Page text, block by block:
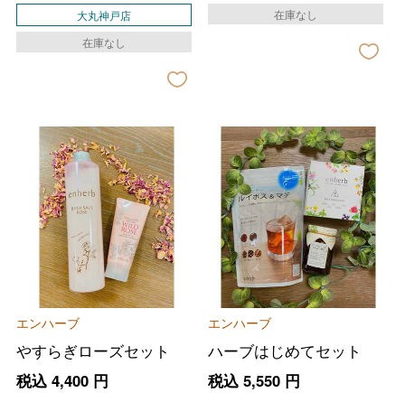
大丸神戸店
在庫なし
在庫なし
エンハーブ
やすらぎローズセット
税込 4,400円
エンハーブ
ハーブはじめてセット
税込 5,550円